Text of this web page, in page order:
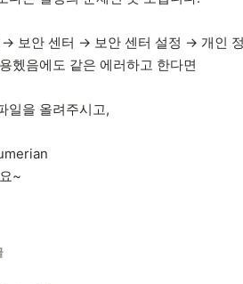
보안 센터 → 보안 센터 설정 → 개인
헸음에도 같은 에러하고 한다면
일을 올려주시고,
~